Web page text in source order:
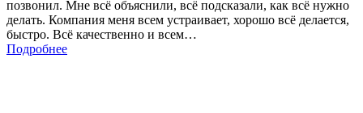
позвонил. Мне всё объяснили, всё подсказали, как всё нужно
делать. Компания меня всем устраивает, хорошо всё делается,
быстро. Всё качественно и всем…
Подробнее